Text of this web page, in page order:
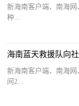
新海南客户端、南海
种...
海南蓝天救援队向
新海南客户端、南海
间2...